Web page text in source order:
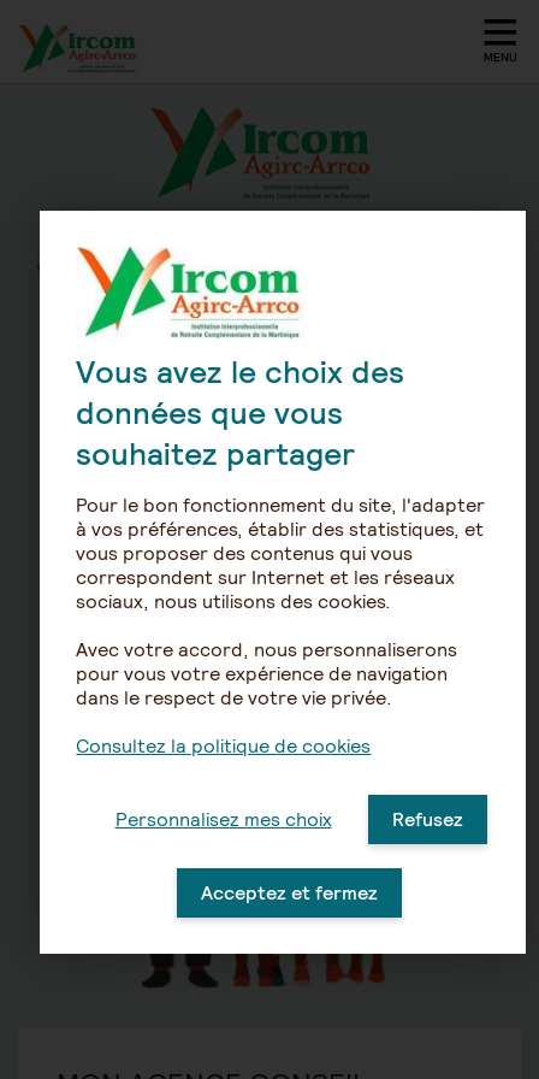
VOTRE PARTENAIRE POUR
MIEUX
VIVRE VOTRE RETRAITE
Qui sommes nous ?
Vous avez le choix des
données que vous
souhaitez partager
Pour le bon fonctionnement du site, l'adapter
à vos préférences, établir des statistiques, et
vous proposer des contenus qui vous
correspondent sur Internet et les réseaux
sociaux, nous utilisons des cookies.
Avec votre accord, nous personnaliserons
pour vous votre expérience de navigation
dans le respect de votre vie privée.
Consultez la politique de cookies
Personnalisez mes choix Refusez
Acceptez et fermez